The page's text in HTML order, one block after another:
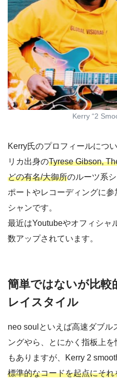
Kerry “2
Kerry氏のプロフィールにつ
リカ出身のTyrese Gibson,
どの有名/大御所のルーツ系
ポートやレコーディングに
シャンです。
最近はYoutubeやオフィシャ
数アップされています。
簡単ではないが比較
レイスタイル
neo soulといえば高速ダブル
ングやら、とにかく指板上
もありますが、Kerry 2
標準的なコードを起点にそ